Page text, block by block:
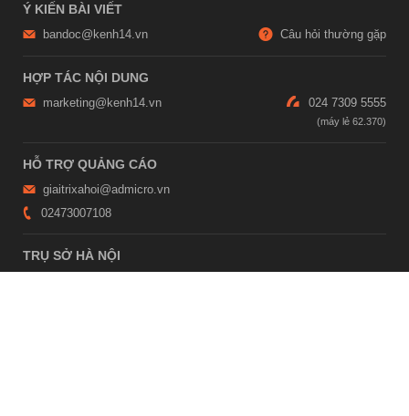
Ý KIẾN BÀI VIẾT
bandoc@kenh14.vn Câu hỏi thường gặp
HỢP TÁC NỘI DUNG
marketing@kenh14.vn 024 7309 5555
HỖ TRỢ QUẢNG CÁO
giaitrixahoi@admicro.vn
02473007108
TRỤ SỞ HÀ NỘI